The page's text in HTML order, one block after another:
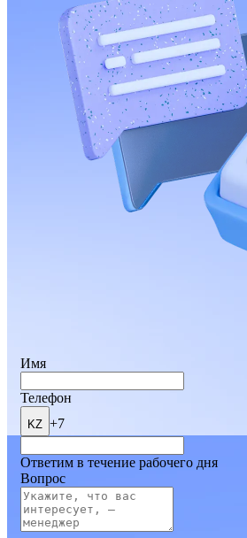
Имя
Телефон
KZ +7
Ответим в течение рабочего дня
Вопрос